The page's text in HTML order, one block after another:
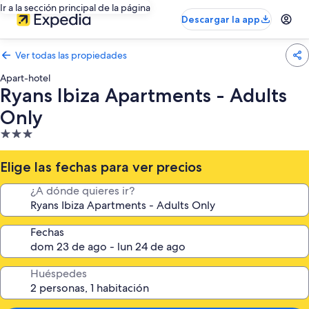
Ir a la sección principal de la página
Descargar la app
Ver todas las propiedades
Apart-hotel
Ryans Ibiza Apartments - Adults
Only
Propiedad
de
3.0
estrellas
Elige las fechas para ver precios
¿A dónde quieres ir?
Fechas
Huéspedes